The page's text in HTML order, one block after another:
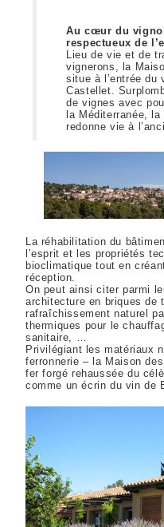
Au cœur du
respectueux de
Lieu de vie et de
vignerons, la
situe à l’entrée du
Castellet.
de vignes avec
la Méditerranée,
redonne vie à
La réhabilitation du
l’esprit et les propriétés
bioclimatique tout en
réception.
On peut ainsi citer parmi
architecture en briques de
rafraîchissement naturel
thermiques pour le
sanitaire, …
Privilégiant les matériaux
ferronnerie – la Maison
fer forgé rehaussée du
comme un écrin du vin de